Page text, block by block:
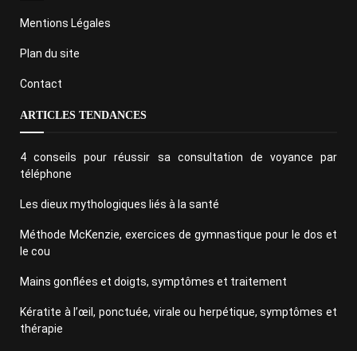
Mentions Légales
Plan du site
Contact
ARTICLES TENDANCES
4 conseils pour réussir sa consultation de voyance par
téléphone
Les dieux mythologiques liés à la santé
Méthode McKenzie, exercices de gymnastique pour le dos et
le cou
Mains gonflées et doigts, symptômes et traitement
Kératite à l’œil, ponctuée, virale ou herpétique, symptômes et
thérapie